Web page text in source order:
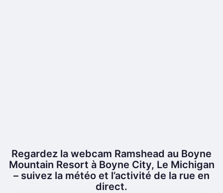
Regardez la webcam Ramshead au Boyne
Mountain Resort à Boyne City, Le Michigan
– suivez la météo et l’activité de la rue en
direct.